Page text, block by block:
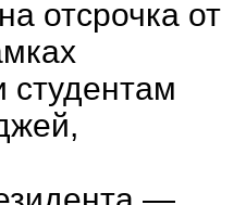
отсрочка от
студентам